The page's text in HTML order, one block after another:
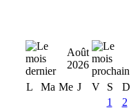
Août
2026
L
Ma Me J V S
D
1
2